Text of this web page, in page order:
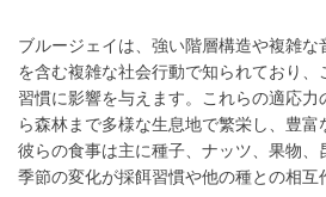
ブルージェイは、強い階層構造や複雑な
を含む複雑な社会行動で知られており
習慣に影響を与えます。これらの適応
ら森林まで多様な生息地で繁栄し、豊富
彼らの食事は主に種子、ナッツ、果物、
季節の変化が採餌習慣や他の種との相互